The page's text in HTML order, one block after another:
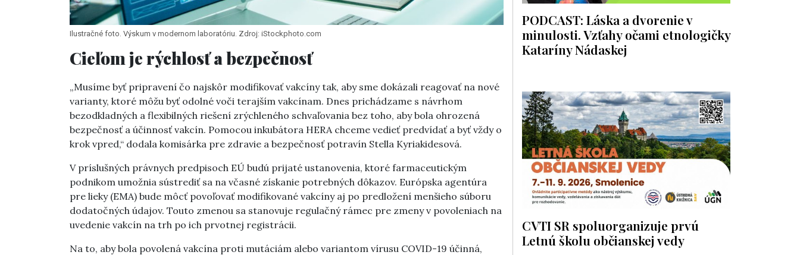
Ilustračné foto. Výskum v modernom laboratóriu. Zdroj: iStockphoto.com
Cieľom je rýchlosť a bezpečnosť
„Musíme byť pripravení čo najskôr modifikovať vakcíny tak, aby sme dokázali reagovať na nové
varianty, ktoré môžu byť odolné voči terajším vakcínam. Dnes prichádzame s návrhom
bezodkladných a flexibilných riešení zrýchleného schvaľovania bez toho, aby bola ohrozená
bezpečnosť a účinnosť vakcín. Pomocou inkubátora HERA chceme vedieť predvídať a byť vždy o
krok vpred,“ dodala komisárka pre zdravie a bezpečnosť potravín Stella Kyriakidesová.
V príslušných právnych predpisoch EÚ budú prijaté ustanovenia, ktoré farmaceutickým
podnikom umožnia sústrediť sa na včasné získanie potrebných dôkazov. Európska agentúra
pre lieky (EMA) bude môcť povoľovať modifikované vakcíny aj po predložení menšieho súboru
dodatočných údajov. Touto zmenou sa stanovuje regulačný rámec pre zmeny v povoleniach na
uvedenie vakcín na trh po ich prvotnej registrácii.
Na to, aby bola povolená vakcína proti mutáciám alebo variantom vírusu COVID-19 účinná,
PODCAST: Láska a dvorenie v
minulosti. Vzťahy očami etnologičky
Kataríny Nádaskej
CVTI SR spoluorganizuje prvú
Letnú školu občianskej vedy